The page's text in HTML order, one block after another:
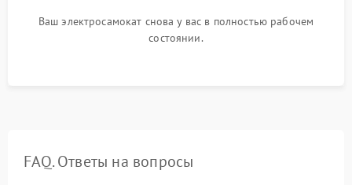
Ваш электросамокат снова у вас в полностью рабочем
состоянии.
FAQ. Ответы на вопросы